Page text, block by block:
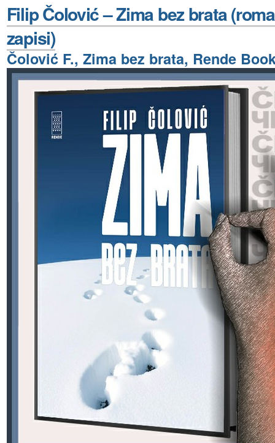
Filip Čolović – Zima bez brata
zapisi)
Čolović F., Zima bez brata, Rende